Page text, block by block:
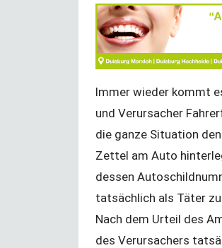
Immer wieder kommt
und Verursacher
die ganze Situation
Zettel am Auto
dessen
tatsächlich als Täter
Nach dem Urteil des
des Verursachers